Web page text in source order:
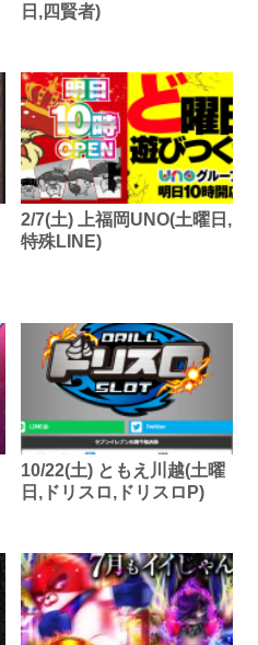
日,四賢者)
2/7(土) 上福岡UNO(土曜日,
特殊LINE)
10/22(土) ともえ川越(土曜
日,ドリスロ,ドリスロP)